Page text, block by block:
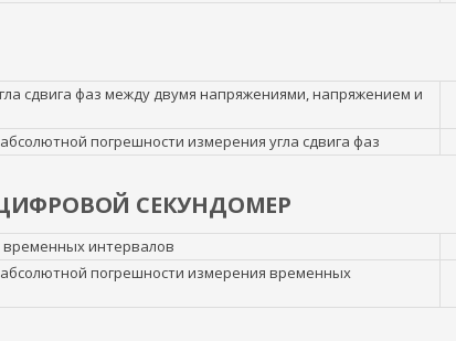
сдвига фаз между двумя напряжениями, напряжением и
погрешности измерения угла сдвига фаз
СЕКУНДОМЕР
интервалов
погрешности измерения временных